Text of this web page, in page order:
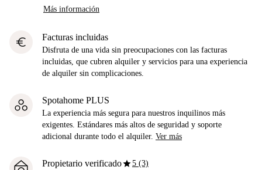
Más información
euro Facturas incluidas
Disfruta de una vida sin preocupaciones con las facturas
incluidas, que cubren alquiler y servicios para una experiencia
de alquiler sin complicaciones.
Spotahome PLUS
La experiencia más segura para nuestros inquilinos más
exigentes. Estándares más altos de seguridad y soporte
adicional durante todo el alquiler. Ver más
Propietario verificadostar5 (3)